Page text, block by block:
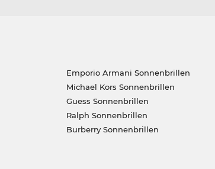
Emporio Armani Sonnenbrillen
Michael Kors Sonnenbrillen
Guess Sonnenbrillen
Ralph Sonnenbrillen
Burberry Sonnenbrillen